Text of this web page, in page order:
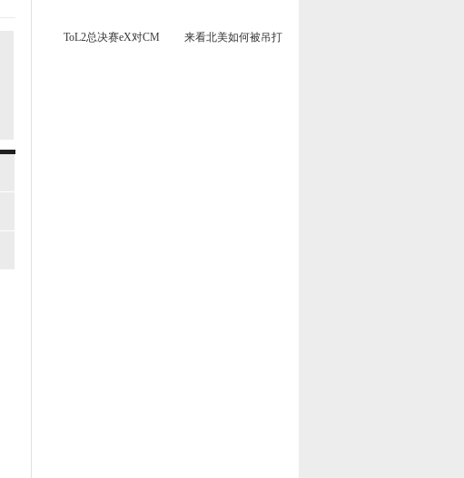
ToL2总决赛eX对CM 来看北美如何被吊打